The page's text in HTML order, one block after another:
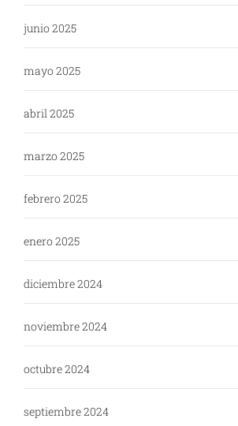
junio 2025
mayo 2025
abril 2025
marzo 2025
febrero 2025
enero 2025
diciembre 2024
noviembre 2024
octubre 2024
septiembre 2024